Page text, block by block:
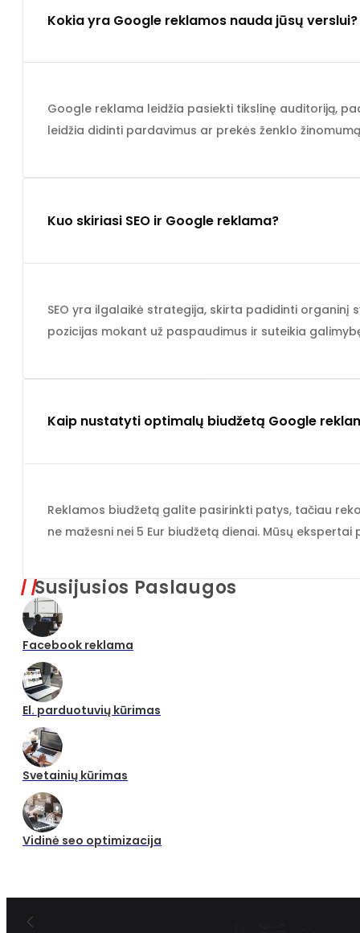
Kokia yra Google reklamos nauda jūsų verslui?
Google reklama leidžia pasiekti tikslinę auditoriją,
leidžia didinti pardavimus ar prekės ženklo
Kuo skiriasi SEO ir Google reklama?
SEO yra ilgalaikė strategija, skirta padidinti
pozicijas mokant už paspaudimus ir suteikia
Kaip nustatyti optimalų biudžetą Google
Reklamos biudžetą galite pasirinkti patys, tačiau
ne mažesni nei 5 Eur biudžetą dienai. Mūsų
Susijusios Paslaugos
Facebook reklama
El. parduotuvių kūrimas
Svetainių kūrimas
Vidinė seo optimizacija